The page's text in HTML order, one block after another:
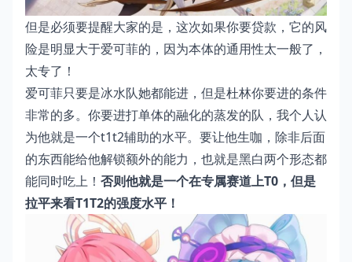
但是必须要提醒大家的是，这次如果你要贷款，它的风
险是明显大于爱可菲的，因为本体的通用性太一般了，
太专了！
爱可菲只要是冰水队她都能进，但是杜林你要进的条件
非常的多。你要进打单体的融化的蒸发的队，我个人认
为他就是一个t1t2辅助的水平。要让他生咖，除非后面
的东西能给他解锁额外的能力，也就是黑白两个形态都
能同时吃上！ 否则他就是一个在专属赛道上T0，但是
拉平来看T1T2的强度水平！